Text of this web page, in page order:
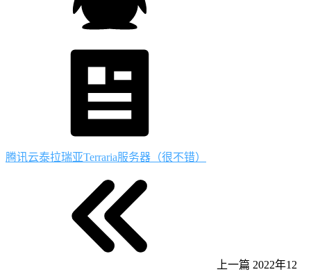
腾讯云泰拉瑞亚Terraria服务器（很不错）
上一篇 2022年12